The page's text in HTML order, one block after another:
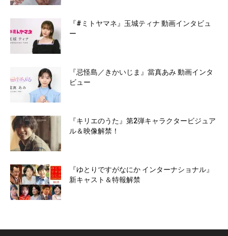
『#ミトヤマネ』玉城ティナ 動画インタビュ
ー
『忌怪島／きかいじま』當真あみ 動画インタ
ビュー
『キリエのうた』第2弾キャラクタービジュア
ル＆映像解禁！
『ゆとりですがなにか インターナショナル』
新キャスト＆特報解禁